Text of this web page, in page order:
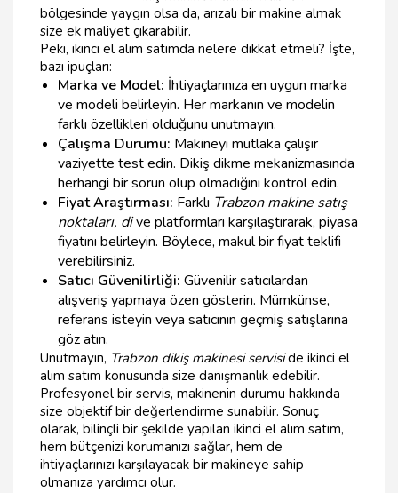
bölgesinde yaygın olsa da, arızalı bir makine almak
size ek maliyet çıkarabilir.
Peki, ikinci el alım satımda nelere dikkat etmeli? İşte,
bazı ipuçları:
Marka ve Model: İhtiyaçlarınıza en uygun marka
ve modeli belirleyin. Her markanın ve modelin
farklı özellikleri olduğunu unutmayın.
Çalışma Durumu: Makineyi mutlaka çalışır
vaziyette test edin. Dikiş dikme mekanizmasında
herhangi bir sorun olup olmadığını kontrol edin.
Fiyat Araştırması: Farklı Trabzon makine satış
noktaları, dive platformları karşılaştırarak, piyasa
fiyatını belirleyin. Böylece, makul bir fiyat teklifi
verebilirsiniz.
Satıcı Güvenilirliği: Güvenilir satıcılardan
alışveriş yapmaya özen gösterin. Mümkünse,
referans isteyin veya satıcının geçmiş satışlarına
göz atın.
Unutmayın, Trabzon dikiş makinesi serviside ikinci el
alım satım konusunda size danışmanlık edebilir.
Profesyonel bir servis, makinenin durumu hakkında
size objektif bir değerlendirme sunabilir. Sonuç
olarak, bilinçli bir şekilde yapılan ikinci el alım satım,
hem bütçenizi korumanızı sağlar, hem de
ihtiyaçlarınızı karşılayacak bir makineye sahip
olmanıza yardımcı olur.